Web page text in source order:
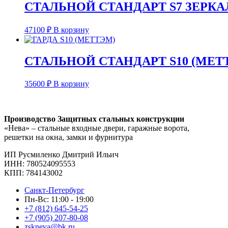
СТАЛЬНОЙ СТАНДАРТ S7
47100 ₽ В корзину
СТАЛЬНОЙ СТАНДАРТ S10
35600 ₽ В корзину
Производство Защитных стальных конструкции
«Нева» – стальные входные двери, гаражные ворота,
решетки на окна, замки и фурнитура
ИП Русмиленко Дмитрий Ильич
ИНН: 780524095553
КПП: 784143002
Санкт-Петербург
Пн-Вс: 11:00 - 19:00
+7 (812) 645-54-25
+7 (905) 207-80-08